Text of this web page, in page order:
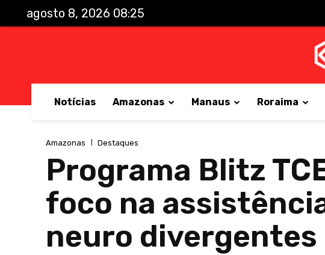
agosto 8, 2026 08:25
Notícias Amazonas Manaus Roraima
Amazonas Destaques
Programa Blitz
foco na
neuro divergentes